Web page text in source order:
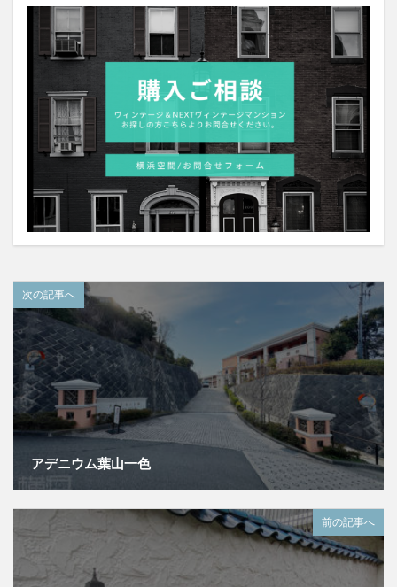
次の記事へ
アデニウム葉山一色
前の記事へ